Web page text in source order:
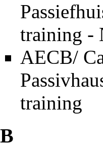
training -
AECB/
training
B